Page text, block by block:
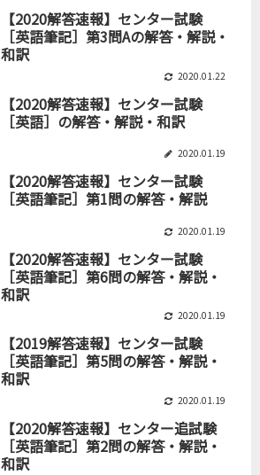
【2020解答速報】センター試験
［英語筆記］第3問Aの解答・解説・
和訳
2020.01.22
【2020解答速報】センター試験
［英語］の解答・解説・和訳
2020.01.19
【2020解答速報】センター試験
［英語筆記］第1問の解答・解説
2020.01.19
【2020解答速報】センター試験
［英語筆記］第6問の解答・解説・
和訳
2020.01.19
【2019解答速報】センター試験
［英語筆記］第5問の解答・解説・
和訳
2020.01.19
【2020解答速報】センター追試験
［英語筆記］第2問の解答・解説・
和訳